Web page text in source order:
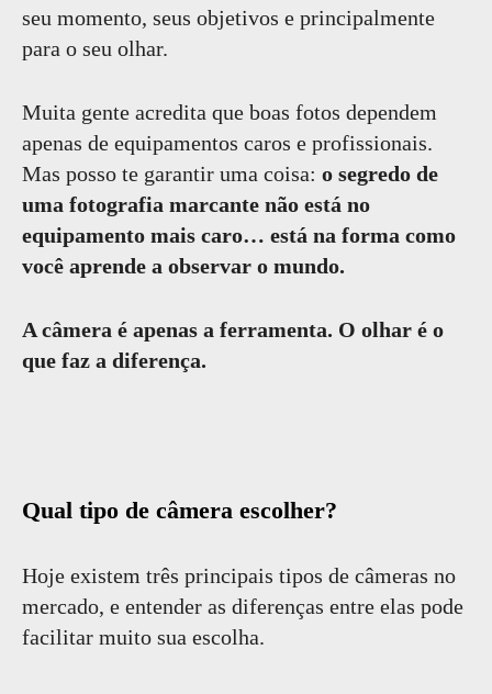
seu momento, seus objetivos e principalmente
para o seu olhar.
Muita gente acredita que boas fotos dependem
apenas de equipamentos caros e profissionais.
Mas posso te garantir uma coisa: o segredo de
uma fotografia marcante não está no
equipamento mais caro… está na forma como
você aprende a observar o mundo.
A câmera é apenas a ferramenta. O olhar é o
que faz a diferença.
Qual tipo de câmera escolher?
Hoje existem três principais tipos de câmeras no
mercado, e entender as diferenças entre elas pode
facilitar muito sua escolha.